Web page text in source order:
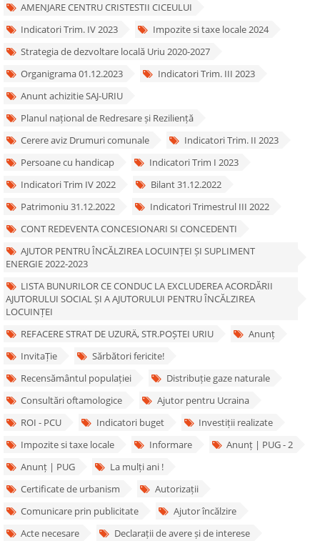
AMENJARE CENTRU CRISTESTII CICEULUI
Indicatori Trim. IV 2023
Impozite si taxe locale 2024
Strategia de dezvoltare locală Uriu 2020-2027
Organigrama 01.12.2023
Indicatori Trim. III 2023
Anunt achizitie SAJ-URIU
Planul național de Redresare și Reziliență
Cerere aviz Drumuri comunale
Indicatori Trim. II 2023
Persoane cu handicap
Indicatori Trim I 2023
Indicatori Trim IV 2022
Bilant 31.12.2022
Patrimoniu 31.12.2022
Indicatori Trimestrul III 2022
CONT REDEVENTA CONCESIONARI SI CONCEDENTI
AJUTOR PENTRU ÎNCĂLZIREA LOCUINȚEI ȘI SUPLIMENT
ENERGIE 2022-2023
LISTA BUNURILOR CE CONDUC LA EXCLUDEREA ACORDĂRII
AJUTORULUI SOCIAL ȘI A AJUTORULUI PENTRU ÎNCĂLZIREA
LOCUINȚEI
REFACERE STRAT DE UZURÄ‚ STR.POȘTEI URIU
Anunț
InvitaȚie
Sărbători fericite!
Recensământul populației
Distribuție gaze naturale
Consultări oftamologice
Ajutor pentru Ucraina
ROI - PCU
Indicatori buget
Investiții realizate
Impozite si taxe locale
Informare
Anunț | PUG - 2
Anunț | PUG
La mulți ani !
Certificate de urbanism
Autorizații
Comunicare prin publicitate
Ajutor încălzire
Acte necesare
Declarații de avere și de interese